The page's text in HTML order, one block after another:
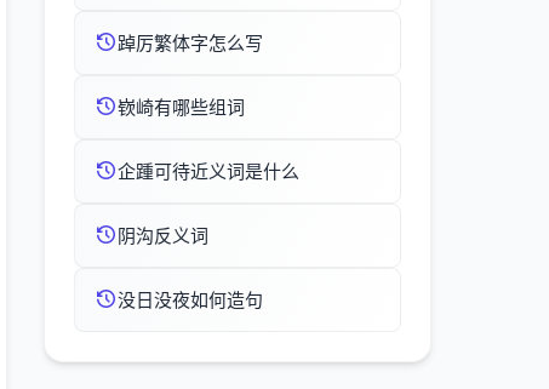
踔厉繁体字怎么写
嵚崎有哪些组词
企踵可待近义词是什么
阴沟反义词
没日没夜如何造句